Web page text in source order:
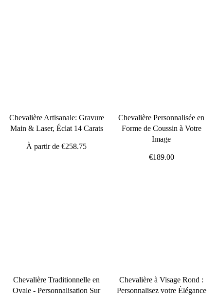
Chevalière Artisanale: Gravure
Main & Laser, Éclat 14 Carats
À partir de€258.75
Chevalière Personnalisée en
Forme de Coussin à Votre
Image
€189.00
Chevalière Traditionnelle en
Ovale - Personnalisation Sur
Chevalière à Visage Rond :
Personnalisez votre Élégance